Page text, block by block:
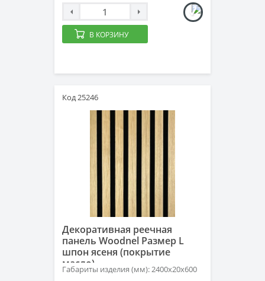
В КОРЗИНУ
Код 25246
Декоративная реечная
панель Woodnel Размер L
шпон ясеня (покрытие
масло)
Габариты изделия (мм): 2400x20x600